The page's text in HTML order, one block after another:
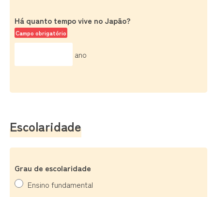
Há quanto tempo vive no Japão?
Campo obrigatório
ano
Escolaridade
Grau de escolaridade
Ensino fundamental